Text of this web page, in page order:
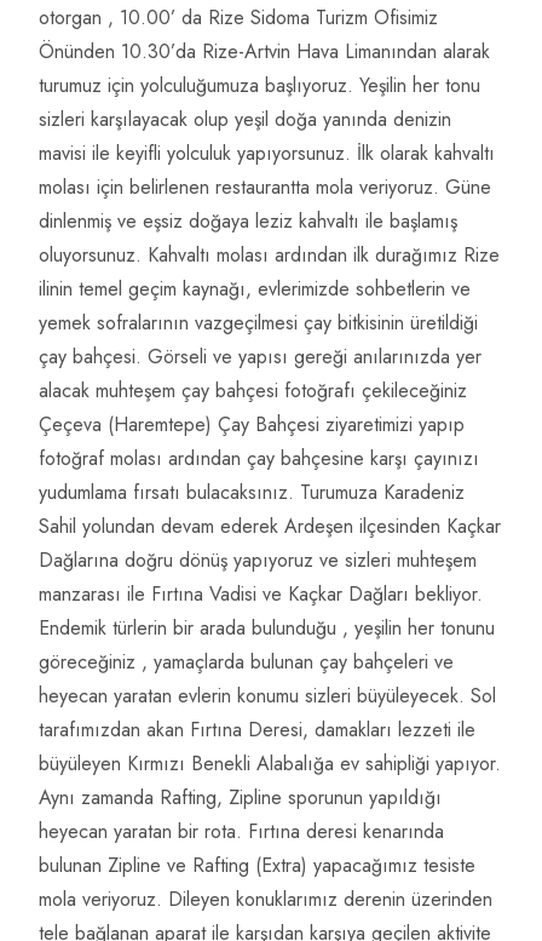
otorgan , 10.00’ da Rize Sidoma Turizm Ofisimiz
Önünden 10.30’da Rize-Artvin Hava Limanından alarak
turumuz için yolculuğumuza başlıyoruz. Yeşilin her tonu
sizleri karşılayacak olup yeşil doğa yanında denizin
mavisi ile keyifli yolculuk yapıyorsunuz. İlk olarak kahvaltı
molası için belirlenen restaurantta mola veriyoruz. Güne
dinlenmiş ve eşsiz doğaya leziz kahvaltı ile başlamış
oluyorsunuz. Kahvaltı molası ardından ilk durağımız Rize
ilinin temel geçim kaynağı, evlerimizde sohbetlerin ve
yemek sofralarının vazgeçilmesi çay bitkisinin üretildiği
çay bahçesi. Görseli ve yapısı gereği anılarınızda yer
alacak muhteşem çay bahçesi fotoğrafı çekileceğiniz
Çeçeva (Haremtepe) Çay Bahçesi ziyaretimizi yapıp
fotoğraf molası ardından çay bahçesine karşı çayınızı
yudumlama fırsatı bulacaksınız. Turumuza Karadeniz
Sahil yolundan devam ederek Ardeşen ilçesinden Kaçkar
Dağlarına doğru dönüş yapıyoruz ve sizleri muhteşem
manzarası ile Fırtına Vadisi ve Kaçkar Dağları bekliyor.
Endemik türlerin bir arada bulunduğu , yeşilin her tonunu
göreceğiniz , yamaçlarda bulunan çay bahçeleri ve
heyecan yaratan evlerin konumu sizleri büyüleyecek. Sol
tarafımızdan akan Fırtına Deresi, damakları lezzeti ile
büyüleyen Kırmızı Benekli Alabalığa ev sahipliği yapıyor.
Aynı zamanda Rafting, Zipline sporunun yapıldığı
heyecan yaratan bir rota. Fırtına deresi kenarında
bulunan Zipline ve Rafting (Extra) yapacağımız tesiste
mola veriyoruz. Dileyen konuklarımız derenin üzerinden
tele bağlanan aparat ile karşıdan karşıya geçilen aktivite